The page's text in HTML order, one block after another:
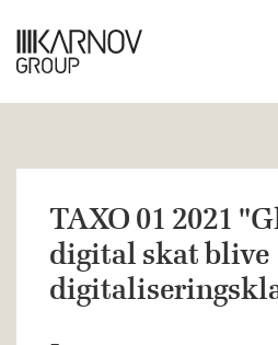
TAXO 01 2021
digital skat blive